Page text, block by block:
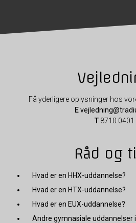
Få yderligere oplysninger hos
E
T 8710 0401
Råd og
Hvad er en HHX-uddannelse?
Hvad er en HTX-uddannelse?
Hvad er en EUX-uddannelse?
Andre gymnasiale uddannelser